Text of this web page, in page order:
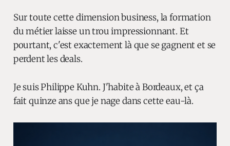
Sur toute cette dimension business, la formation
du métier laisse un trou impressionnant. Et
pourtant, c'est exactement là que se gagnent et se
perdent les deals.
Je suis Philippe Kuhn. J'habite à Bordeaux, et ça
fait quinze ans que je nage dans cette eau-là.